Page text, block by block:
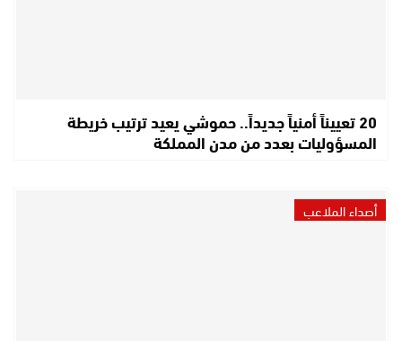
20 تعييناً أمنياً جديداً.. حموشي يعيد ترتيب خريطة
المسؤوليات بعدد من مدن المملكة
أصداء الملاعب